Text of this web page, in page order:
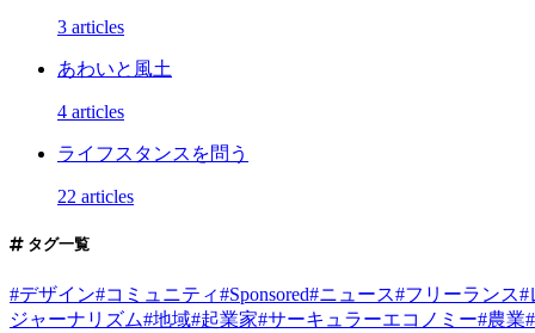
3 articles
あわいと風土
4 articles
ライフスタンスを問う
22 articles
タグ一覧
#デザイン#コミュニティ#Sponsored#ニュース#フリーランス#
ジャーナリズム#地域#起業家#サーキュラーエコノミー#農業#